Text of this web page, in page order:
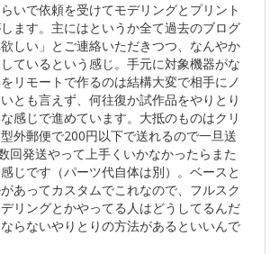
いで依頼を受けてモデリングとプリント
ます。主にはというか全て過去のブログ
しい」とご連絡いただきつつ、なんやか
ているという感じ。手元に対象機器がな
リモートで作るのは結構大変で相手にノ
とも言えず、何往復か試作品をやりとり
感じで進めています。大抵のものはクリ
外郵便で200円以下で送れるので一旦送
回発送やって上手くいかなかったらまた
じです（パーツ代自体は別）。ベースと
あってカスタムでこれなので、フルスク
リングとかやってる人はどうしてるんだ
らないやりとりの方法があるといいんで